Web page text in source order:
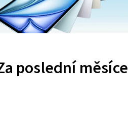
poslední měsíce